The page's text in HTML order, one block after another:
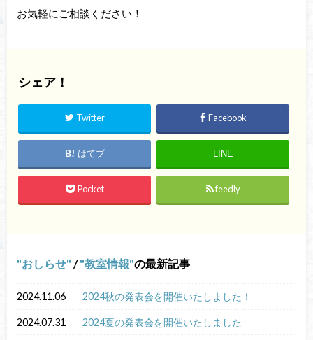
お気軽にご相談ください！
シェア！
Twitter Facebook
はてブ LINE
Pocket feedly
おしらせ / 教室情報 の最新記事
2024.11.06 2024秋の発表会を開催いたしました！
2024.07.31 2024夏の発表会を開催いたしました